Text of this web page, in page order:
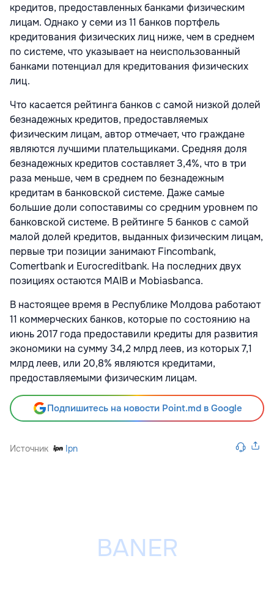
кредитов, предоставленных банками физическим
лицам. Однако у семи из 11 банков портфель
кредитования физических лиц ниже, чем в среднем
по системе, что указывает на неиспользованный
банками потенциал для кредитования физических
лиц.
Что касается рейтинга банков с самой низкой долей
безнадежных кредитов, предоставляемых
физическим лицам, автор отмечает, что граждане
являются лучшими плательщиками. Средняя доля
безнадежных кредитов составляет 3,4%, что в три
раза меньше, чем в среднем по безнадежным
кредитам в банковской системе. Даже самые
большие доли сопоставимы со средним уровнем по
банковской системе. В рейтинге 5 банков с самой
малой долей кредитов, выданных физическим лицам,
первые три позиции занимают Fincombank,
Comertbank и Eurocreditbank. На последних двух
позициях остаются MAIB и Mobiasbanca.
В настоящее время в Республике Молдова работают
11 коммерческих банков, которые по состоянию на
июнь 2017 года предоставили кредиты для развития
экономики на сумму 34,2 млрд леев, из которых 7,1
млрд леев, или 20,8% являются кредитами,
предоставляемыми физическим лицам.
Подпишитесь на новости Point.md в Google
Источник Ipn